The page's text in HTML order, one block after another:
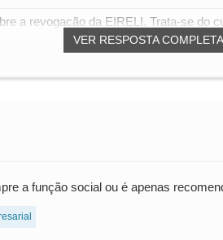
VER RESPOSTA COMPLETA
a revogação da EIRELI. Trata-se do
a função social ou é apenas